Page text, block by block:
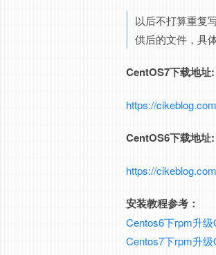
以后不打算重复
供后的文件，具
CentOS7下载地址:
https://
CentOS6下载地址:
https://
安装教程参考：
Centos6下rpm升
Centos7下rpm升